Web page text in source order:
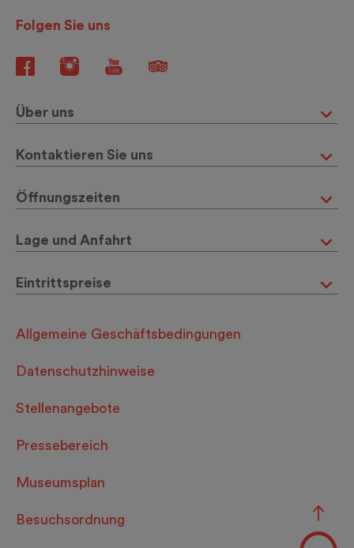
Folgen Sie uns
Über uns
Kontaktieren Sie uns
Öffnungszeiten
Lage und Anfahrt
Eintrittspreise
Allgemeine Geschäftsbedingungen
Datenschutzhinweise
Stellenangebote
Pressebereich
Museumsplan
Besuchsordnung